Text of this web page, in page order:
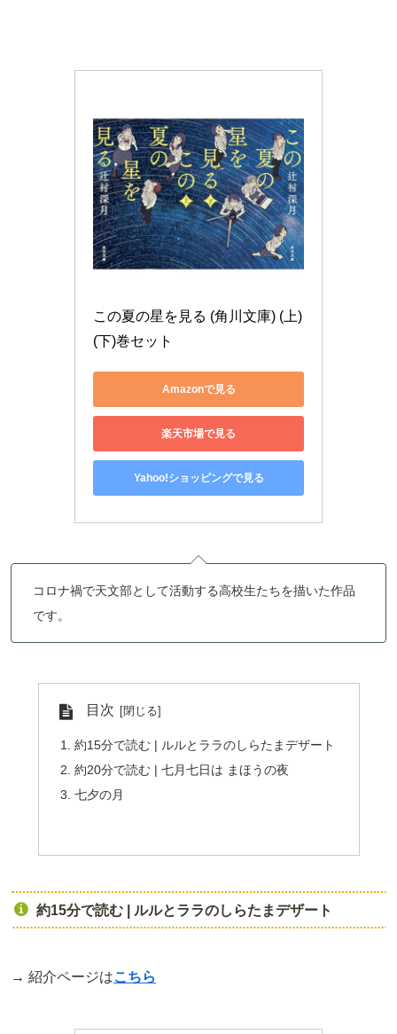
この夏の星を見る (角川文庫) (上)
(下)巻セット
Amazonで見る
楽天市場で見る
Yahoo!ショッピングで見る
コロナ禍で天文部として活動する高校生たちを描いた作品
です。
目次
約15分で読む | ルルとララのしらたまデザート
約20分で読む | 七月七日は まほうの夜
七夕の月
約15分で読む | ルルとララのしらたまデザート
→ 紹介ページはこちら